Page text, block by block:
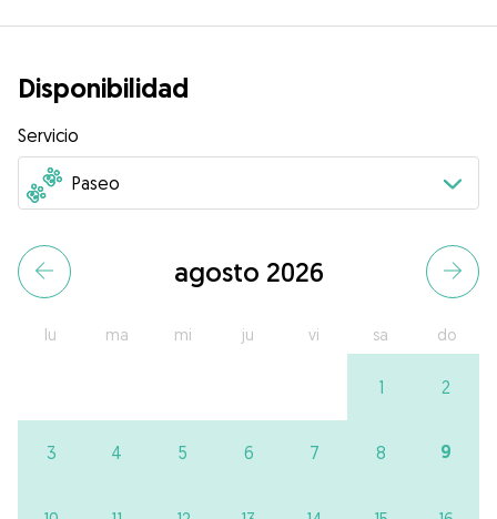
Disponibilidad
Servicio
agosto 2026
lu ma mi ju vi sa do
1 2
3 4 5 6 7 8 9